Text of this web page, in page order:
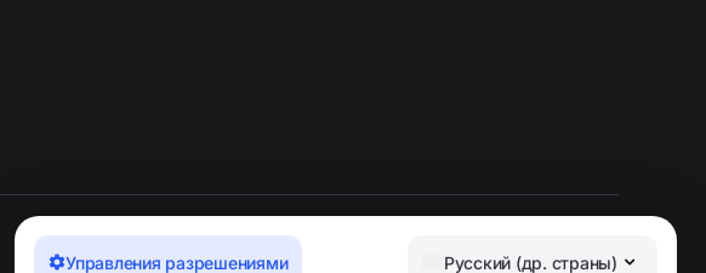
Управления разрешениями Русский (др. страны)